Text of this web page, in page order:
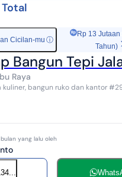
Cicilan-mu ⓘ
Rp 13 Jutaan
Tahun)
Bangun Tepi
Raya
kuliner, bangun ruko dan kantor
yang lalu oleh